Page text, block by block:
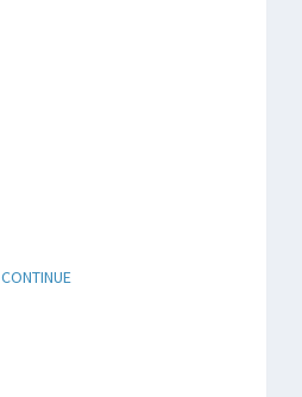
CONTINUE